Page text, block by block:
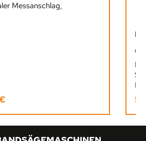
Messanschlag,